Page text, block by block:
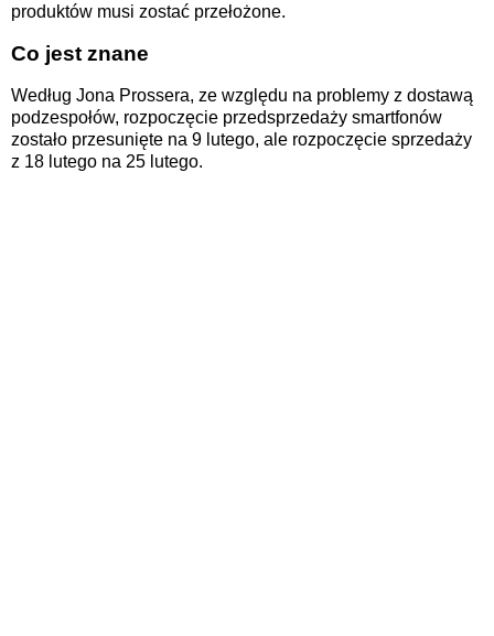
produktów musi zostać przełożone.
Co jest znane
Według Jona Prossera, ze względu na problemy z dostawą
podzespołów, rozpoczęcie przedsprzedaży smartfonów
zostało przesunięte na 9 lutego, ale rozpoczęcie sprzedaży
z 18 lutego na 25 lutego.